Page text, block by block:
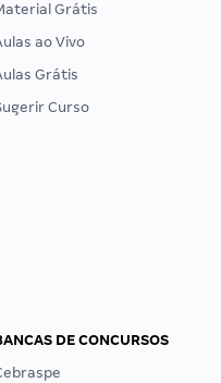
Grátis
ao Vivo
Grátis
Curso
DE CONCURSOS